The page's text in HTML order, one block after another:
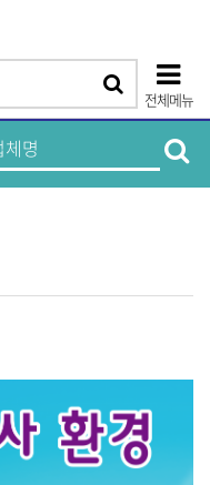
색
전체메뉴
품
및
업